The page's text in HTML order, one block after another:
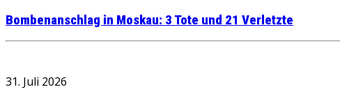
Bombenanschlag in Moskau: 3 Tote und 21 Verletzte
31. Juli 2026